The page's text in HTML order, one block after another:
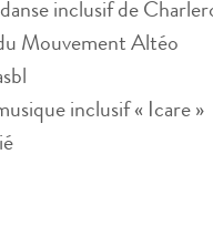
inclusif de
Mouvement Altéo
inclusif « Icare »